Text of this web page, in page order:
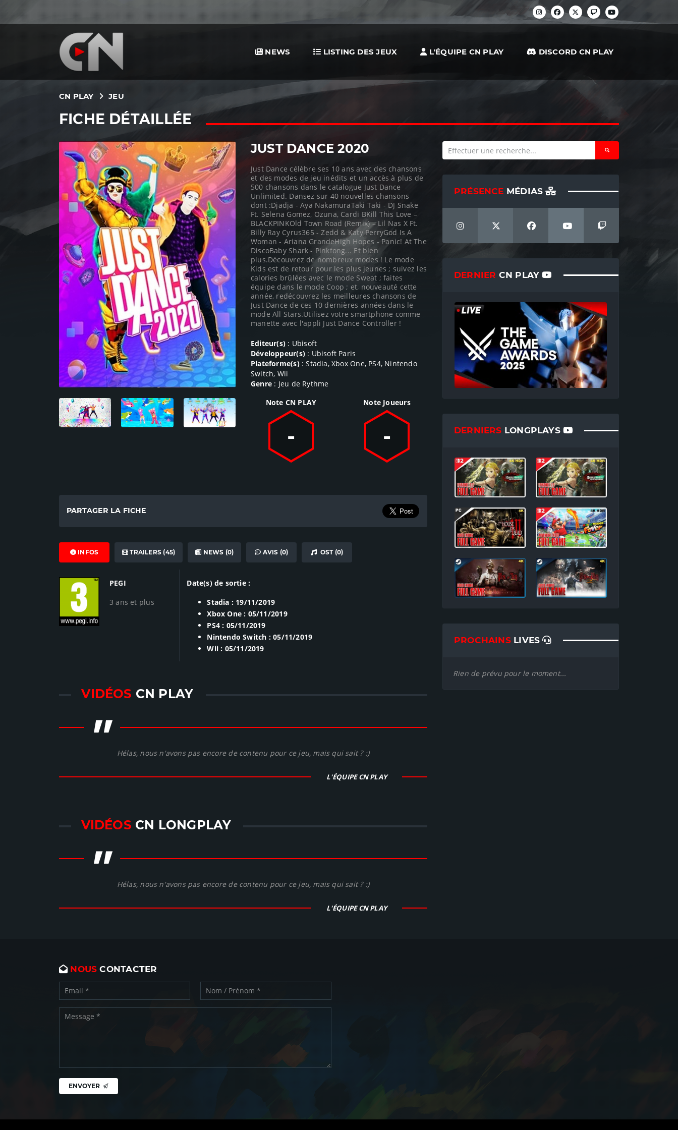
NEWS LISTING DES JEUX L'ÉQUIPE CN PLAY DISCORD CN PLAY
CN PLAY JEU
FICHE DÉTAILLÉE
JUST DANCE 2020
Just Dance célèbre ses 10 ans avec des chansons
et des modes de jeu inédits et un accès à plus de
500 chansons dans le catalogue Just Dance
Unlimited. Dansez sur 40 nouvelles chansons
dont :Djadja - Aya NakamuraTaki Taki - DJ Snake
Ft. Selena Gomez, Ozuna, Cardi BKill This Love –
BLACKPINKOld Town Road (Remix) – Lil Nas X Ft.
Billy Ray Cyrus365 - Zedd & Katy PerryGod Is A
Woman - Ariana GrandeHigh Hopes - Panic! At The
DiscoBaby Shark - Pinkfong... Et bien
plus.Découvrez de nombreux modes ! Le mode
Kids est de retour pour les plus jeunes ; suivez les
calories brûlées avec le mode Sweat ; faites
équipe dans le mode Coop ; et, nouveauté cette
année, redécouvrez les meilleures chansons de
Just Dance de ces 10 dernières années dans le
mode All Stars.Utilisez votre smartphone comme
manette avec l'appli Just Dance Controller !
Editeur(s) : Ubisoft
Développeur(s): Ubisoft Paris
Plateforme(s): Stadia, Xbox One, PS4, Nintendo
Switch, Wii
Genre : Jeu de Rythme
Note CN PLAY
-
Note Joueurs
-
PARTAGER LA FICHE
INFOS TRAILERS (45) NEWS (0) AVIS (0) OST (0)
PEGI
3 ans et plus
Date(s) de sortie :
Stadia : 19/11/2019
Xbox One : 05/11/2019
PS4 : 05/11/2019
Nintendo Switch : 05/11/2019
Wii : 05/11/2019
VIDÉOS CN PLAY
" Hélas, nous n'avons pas encore de contenu pour ce jeu, mais qui sait ? :)
L'ÉQUIPE CN PLAY
VIDÉOS CN LONGPLAY
" Hélas, nous n'avons pas encore de contenu pour ce jeu, mais qui sait ? :)
L'ÉQUIPE CN PLAY
PRÉSENCE MÉDIAS
DERNIER CN PLAY
DERNIERS LONGPLAYS
PROCHAINSLIVES
Rien de prévu pour le moment...
NOUS CONTACTER
ENVOYER